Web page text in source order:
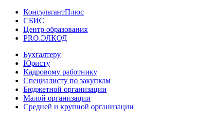
КонсультантПлюс
СБИС
Центр образования
PRO.ЭЛКОД
Бухгалтеру
Юристу
Кадровому работнику
Специалисту по закупкам
Бюджетной организации
Малой организации
Средней и крупной организации